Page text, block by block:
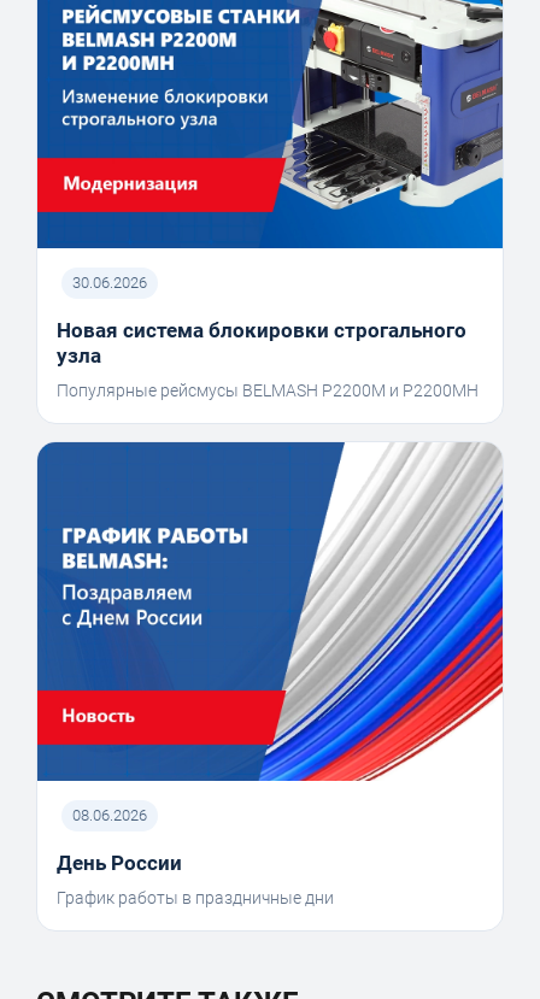
30.06.2026
Новая система блокировки строгального
узла
Популярные рейсмусы BELMASH P2200M и P2200MH
08.06.2026
День России
График работы в праздничные дни